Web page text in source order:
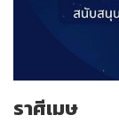
ราศีเมษ